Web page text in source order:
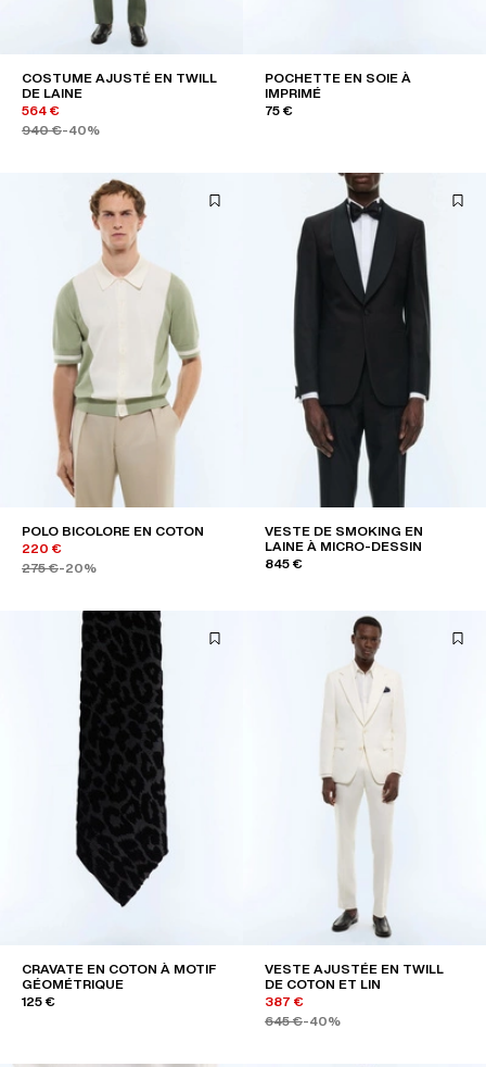
COSTUME AJUSTÉ EN TWILL
DE LAINE
564 €
940 €-40%
POCHETTE EN SOIE À
IMPRIMÉ
75 €
POLO BICOLORE EN COTON
220 €
275 €-20%
VESTE DE SMOKING EN
LAINE À MICRO-DESSIN
845 €
CRAVATE EN COTON À MOTIF
GÉOMÉTRIQUE
125 €
VESTE AJUSTÉE EN TWILL
DE COTON ET LIN
387 €
645 €-40%